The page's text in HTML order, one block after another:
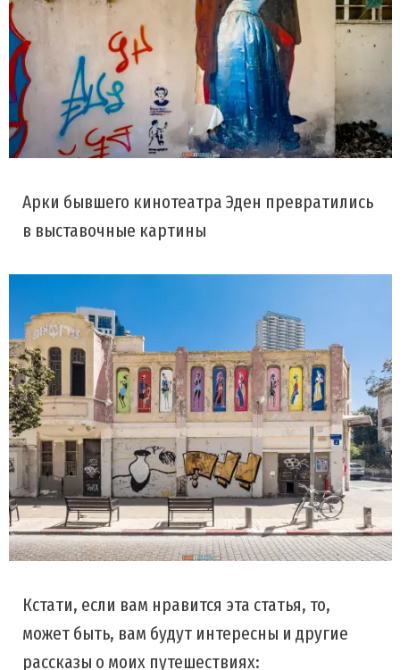
Арки бывшего кинотеатра Эден превратились
в выставочные картины
Кстати, если вам нравится эта статья, то,
может быть, вам будут интересны и другие
рассказы о моих путешествиях: